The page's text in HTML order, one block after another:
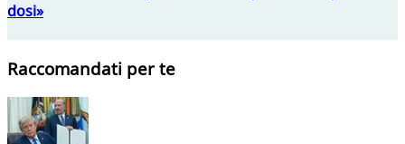
dosi»
Raccomandati per te